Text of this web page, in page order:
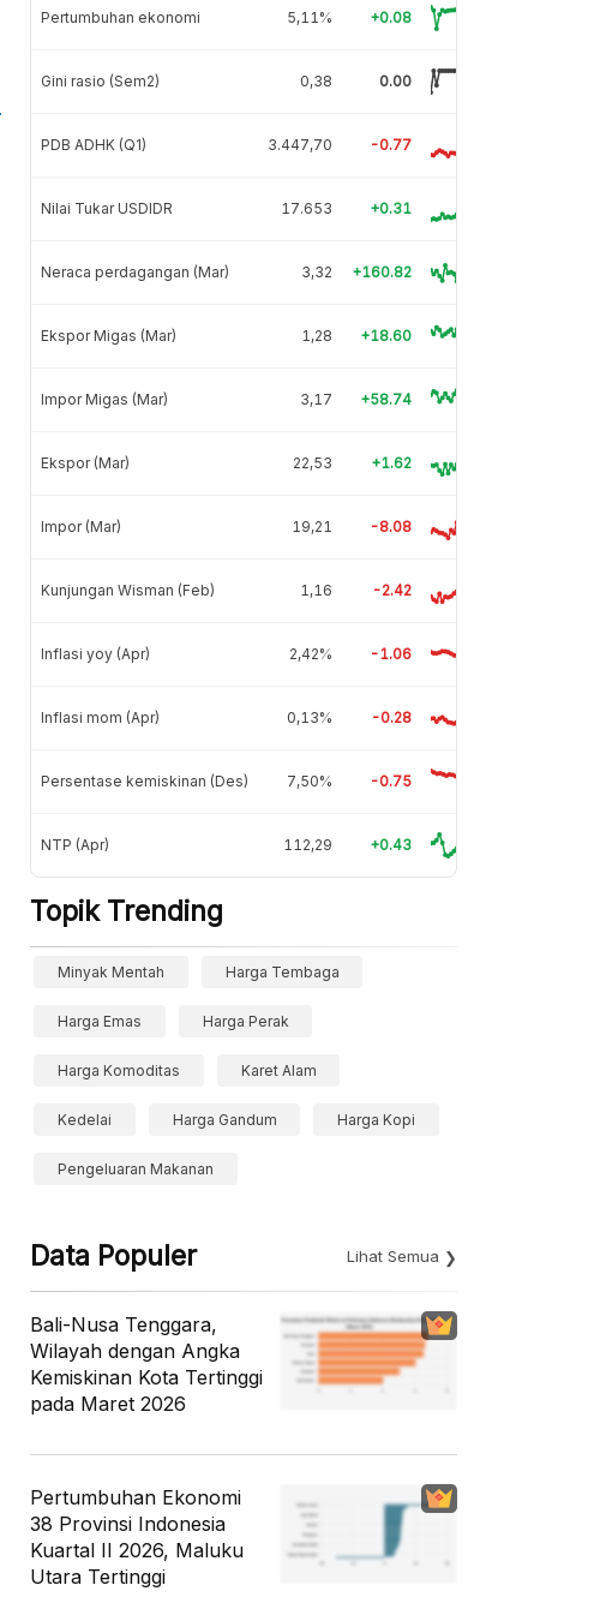
Pertumbuhan ekonomi 5,11% +0.08
Gini rasio (Sem2) 0,38 0.00
PDB ADHK (Q1) 3.447,70 -0.77
Nilai Tukar USDIDR 17.653 +0.31
Neraca perdagangan (Mar) 3,32 +160.82
Ekspor Migas (Mar) 1,28 +18.60
Impor Migas (Mar) 3,17 +58.74
Ekspor (Mar) 22,53 +1.62
Impor (Mar) 19,21 -8.08
Kunjungan Wisman (Feb) 1,16 -2.42
Inflasi yoy (Apr) 2,42% -1.06
Inflasi mom (Apr) 0,13% -0.28
Persentase kemiskinan (Des) 7,50% -0.75
NTP (Apr) 112,29 +0.43
Topik Trending
Minyak Mentah Harga Tembaga
Harga Emas Harga Perak
Harga Komoditas Karet Alam
Kedelai Harga Gandum Harga Kopi
Pengeluaran Makanan
Data Populer Lihat Semua
Bali-Nusa Tenggara,
Wilayah dengan Angka
Kemiskinan Kota Tertinggi
pada Maret 2026
Pertumbuhan Ekonomi
38 Provinsi Indonesia
Kuartal II 2026, Maluku
Utara Tertinggi